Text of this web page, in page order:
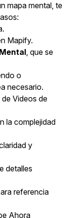
mapa mental, te
Mapify.
, que se
o
necesario.
Videos de
la complejidad
y
detalles
referencia
Ahora